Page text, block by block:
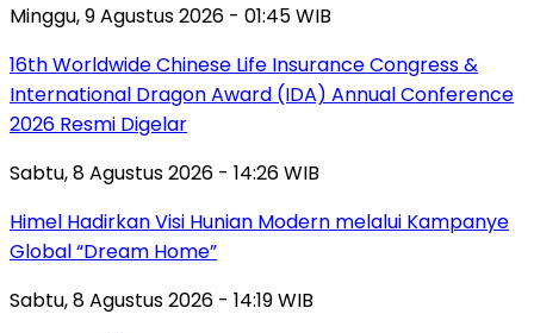
Minggu, 9 Agustus 2026 - 01:45 WIB
16th Worldwide Chinese Life Insurance Congress &
International Dragon Award (IDA) Annual Conference
2026 Resmi Digelar
Sabtu, 8 Agustus 2026 - 14:26 WIB
Himel Hadirkan Visi Hunian Modern melalui Kampanye
Global “Dream Home”
Sabtu, 8 Agustus 2026 - 14:19 WIB